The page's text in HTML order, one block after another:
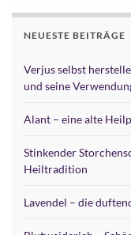
NEUESTE BEITRÄGE
Verjus selbst
und seine
Alant – eine alte
Stinkender
Heiltradition
Lavendel – die